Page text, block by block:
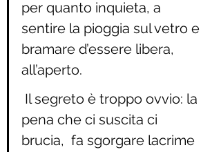
per quanto inquieta, a
sentire la pioggia sul vetro e
bramare d’essere libera,
all’aperto.
pena che ci suscita ci
brucia,  fa sgorgare lacrime